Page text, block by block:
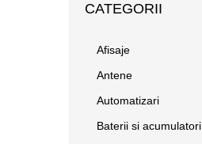
CATEGORII
Afisaje
Antene
Automatizari
Baterii si acumulatori